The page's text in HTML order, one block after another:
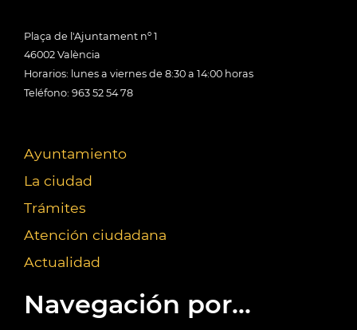
Plaça de l'Ajuntament nº 1
46002 València
Horarios: lunes a viernes de 8:30 a 14:00 horas
Teléfono: 963 52 54 78
Ayuntamiento
La ciudad
Trámites
Atención ciudadana
Actualidad
Navegación por...